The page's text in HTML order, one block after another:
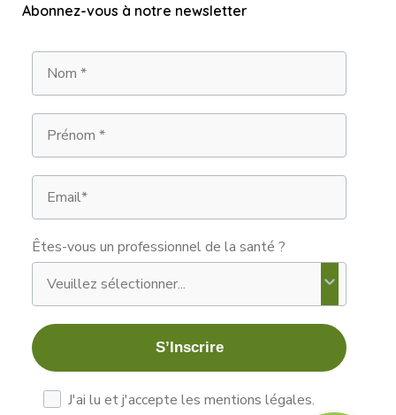
Abonnez-vous à notre newsletter
Nom
Prénom
Email
Êtes-vous un professionnel de la santé ?
S’Inscrire
les mentions légales
J'ai lu et j'accepte les mentions légales.